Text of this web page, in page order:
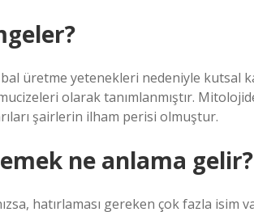
üretme yetenekleri nedeniyle kutsal
olarak tanımlanmıştır.
şairlerin ilham perisi olmuştur.
ne anlama gelir?
hatırlaması gereken çok fazla isim